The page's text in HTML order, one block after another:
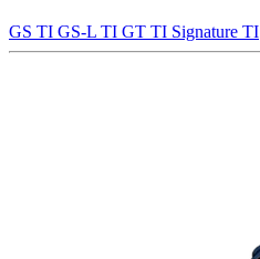
GS TI GS-L TI GT TI Signature TI